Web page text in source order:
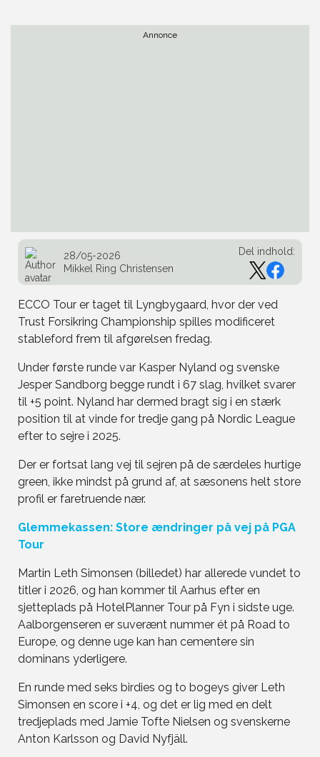
Annonce
28/05-2026
Mikkel Ring Christensen
Del indhold:
ECCO Tour er taget til Lyngbygaard, hvor der ved
Trust Forsikring Championship spilles modificeret
stableford frem til afgørelsen fredag.
Under første runde var Kasper Nyland og svenske
Jesper Sandborg begge rundt i 67 slag, hvilket svarer
til +5 point. Nyland har dermed bragt sig i en stærk
position til at vinde for tredje gang på Nordic League
efter to sejre i 2025.
Der er fortsat lang vej til sejren på de særdeles hurtige
green, ikke mindst på grund af, at sæsonens helt store
profil er faretruende nær.
Glemmekassen: Store ændringer på vej på PGA
Tour
Martin Leth Simonsen (billedet) har allerede vundet to
titler i 2026, og han kommer til Aarhus efter en
sjetteplads på HotelPlanner Tour på Fyn i sidste uge.
Aalborgenseren er suverænt nummer ét på Road to
Europe, og denne uge kan han cementere sin
dominans yderligere.
En runde med seks birdies og to bogeys giver Leth
Simonsen en score i +4, og det er lig med en delt
tredjeplads med Jamie Tofte Nielsen og svenskerne
Anton Karlsson og David Nyfjäll.